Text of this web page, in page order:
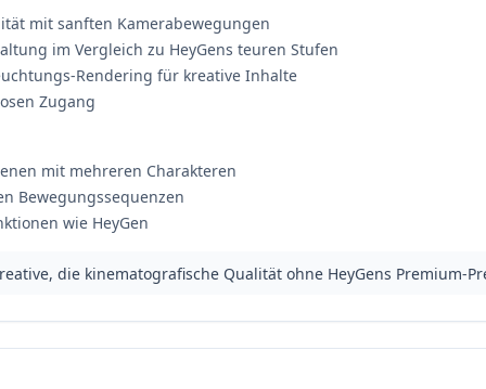
mit sanften Kamerabewegungen
im Vergleich zu HeyGens teuren Stufen
Rendering für kreative Inhalte
Zugang
mit mehreren Charakteren
Bewegungssequenzen
wie HeyGen
die kinematografische Qualität ohne HeyGens Premium-